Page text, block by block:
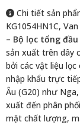
Tính năng
Công nghệ ZNS
Đơn vị lắp ráp và
phân phối
Chi tiết sản
KG1054HN1C,
– Bộ lọc tổng đầu
sản xuất trên dây
bởi các vật liệu
nhập khẩu trực
Âu (G20) như
xuất đến phân
mặt chất lượng,